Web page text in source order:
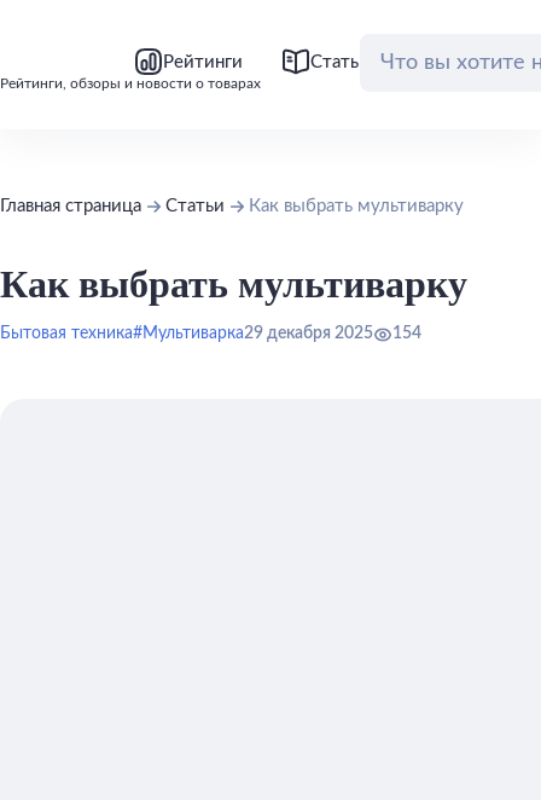
Рейтинги, обзоры и новости о товарах
Рейтинги Статьи Обзоры
Главная страница Статьи Как выбрать мультиварку
Как выбрать мультиварку
Бытовая техника#Мультиварка29 декабря 2025 154